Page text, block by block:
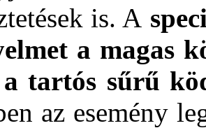
is. A
a magas
tartós sűrű
az esemény